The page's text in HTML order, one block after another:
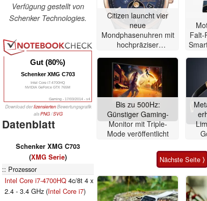
Verfügung gestellt von
Schenker Technologies.
Gut (80%)
Schenker XMG C703
Intel Core i7-4700HQ
NVIDIA GeForce GTX 765M
Gaming - 17/03/2014 - v4
Download derlizensiertenBewertungsgrafik
alsPNG/SVG
Datenblatt
Schenker XMG C703
(XMG Serie)
Prozessor
Intel Core i7-4700HQ 4c/8t 4 x
2.4 - 3.4 GHz (Intel Core i7)
Citizen launcht vier
neue
Mondphasenuhren mit
hochpräziser
Falt-
Bis zu 500Hz:
Günstiger Gaming-
Monitor mit Triple-
Mode veröffentlicht
Nächste Seite ⟩